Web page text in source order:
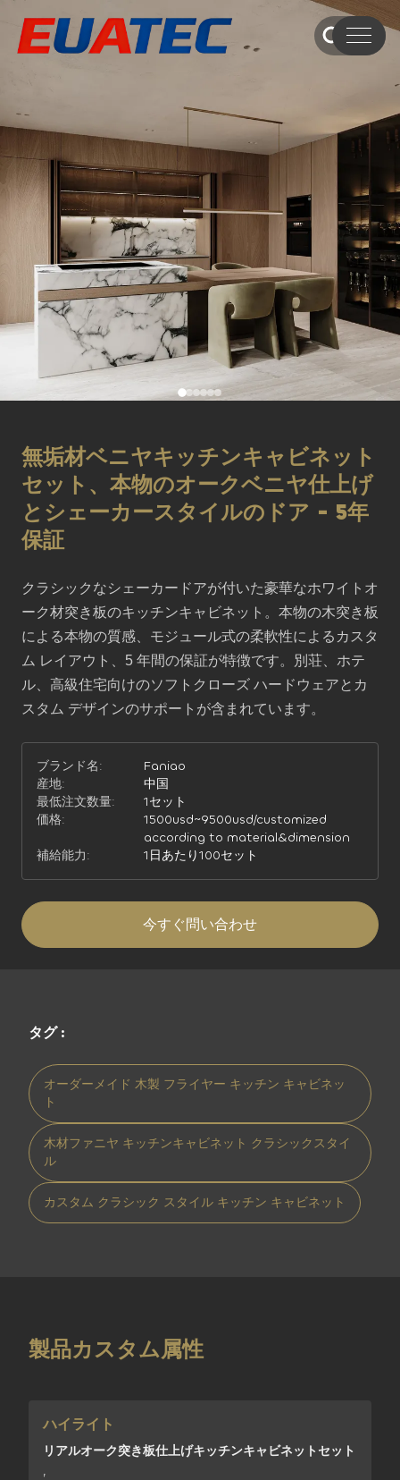
無垢材ベニヤキッチンキャビネット
セット、本物のオークベニヤ仕上げ
とシェーカースタイルのドア - 5年
保証
クラシックなシェーカードアが付いた豪華なホワイトオ
ーク材突き板のキッチンキャビネット。本物の木突き板
による本物の質感、モジュール式の柔軟性によるカスタ
ム レイアウト、5 年間の保証が特徴です。別荘、ホテ
ル、高級住宅向けのソフトクローズ ハードウェアとカ
スタム デザインのサポートが含まれています。
ブランド名:
Faniao
産地:
中国
最低注文数量:
1セット
価格:
1500usd~9500usd/customized
according to material&dimension
補給能力:
1日あたり100セット
今すぐ問い合わせ
タグ :
オーダーメイド 木製 フライヤー キッチン キャビネッ
ト
木材ファニヤ キッチンキャビネット クラシックスタイ
ル
カスタム クラシック スタイル キッチン キャビネット
製品カスタム属性
ハイライト
リアルオーク突き板仕上げキッチンキャビネットセット
,